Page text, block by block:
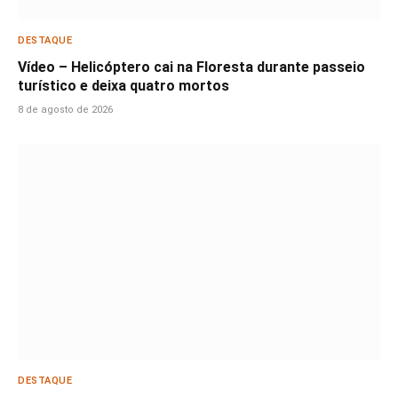
DESTAQUE
Vídeo – Helicóptero cai na Floresta durante passeio
turístico e deixa quatro mortos
8 de agosto de 2026
DESTAQUE